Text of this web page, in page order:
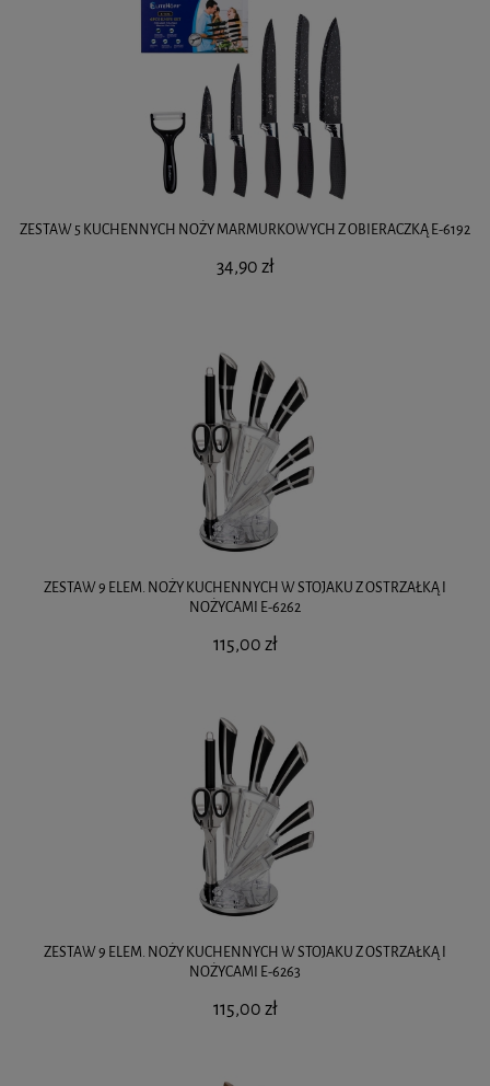
ZESTAW 5 KUCHENNYCH NOŻY MARMURKOWYCH Z OBIERACZKĄ E-6192
34,90 zł
ZESTAW 9 ELEM. NOŻY KUCHENNYCH W STOJAKU Z OSTRZAŁKĄ I
NOŻYCAMI E-6262
115,00 zł
ZESTAW 9 ELEM. NOŻY KUCHENNYCH W STOJAKU Z OSTRZAŁKĄ I
NOŻYCAMI E-6263
115,00 zł